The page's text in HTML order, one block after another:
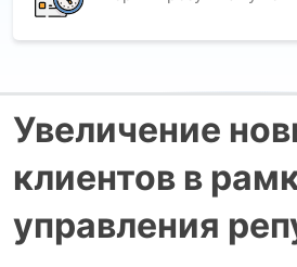
Увеличение
клиентов в
управления